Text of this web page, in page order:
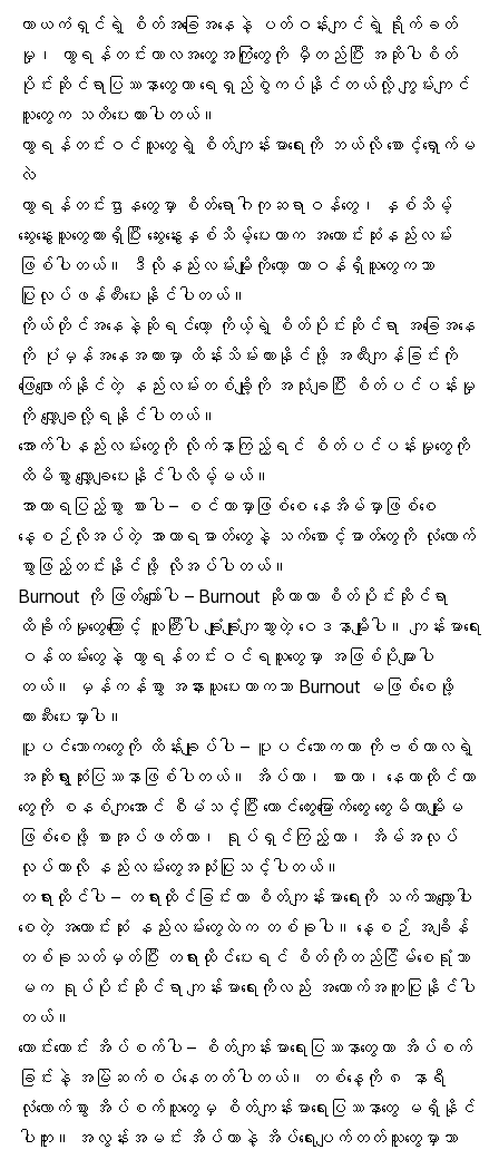
ကာယကံရှင်ရဲ့ စိတ်အခြေအနေနဲ့ ပတ်ဝန်းကျင်ရဲ့ ရိုက်ခတ်
မှု၊ ကွာရန်တင်းကာလအတွေ့အကြုံတွေကို မှီတည်ပြီး အဆိုပါစိတ်
ပိုင်းဆိုင်ရာပြဿနာတွေဟာ ရေရှည်စွဲကပ်နိုင်တယ်လို့ ကျွမ်းကျင်
သူတွေက သတိပေးထားပါတယ်။
ကွာရန်တင်းဝင်သူတွေရဲ့ စိတ်ကျန်းမာရေးကို ဘယ်လို စောင့်ရှောက်မ
လဲ
ကွာရန်တင်းဌာနတွေမှာ စိတ်ရောဂါကုဆရာဝန်တွေ၊ နှစ်သိမ့်
ဆွေးနွေးသူတွေထားရှိပြီး ဆွေးနွေးနှစ်သိမ့်ပေးတာက အကောင်းဆုံးနည်းလမ်း
ဖြစ်ပါတယ်။ ဒီလိုနည်းလမ်းမျိုးကိုတော့ တာဝန်ရှိသူတွေကသာ
ပြုလုပ်ဖန်တီးပေးနိုင်ပါတယ်။
ကိုယ်တိုင်အနေနဲ့ဆိုရင်တော့ ကိုယ့်ရဲ့ စိတ်ပိုင်းဆိုင်ရာ အခြေအနေ
ကို ပုံမှန်အနေအထားမှာ ထိန်းသိမ်းထားနိုင်ဖို့ အထီးကျန်ခြင်းကို
ဖြေဖျောက်နိုင်တဲ့ နည်းလမ်းတစ်ချို့ကို အသုံးချပြီး စိတ်ပင်ပန်းမှု
ကို လျှော့ချလို့ရနိုင်ပါတယ်။
အောက်ပါနည်းလမ်းတွေကို လိုက်နာကြည့်ရင် စိတ်ပင်ပန်းမှုတွေကို
ထိမိစွာ လျှော့ချပေးနိုင်ပါလိမ့်မယ်။
အာဟာရပြည့်စွာ စားပါ – စင်တာမှာဖြစ်စေ နေအိမ်မှာဖြစ်စေ
နေ့စဉ်လိုအပ်တဲ့ အာဟာရဓာတ်တွေနဲ့ သက်စောင့်ဓာတ်တွေကို လုံလောက်
စွာဖြည့်တင်းနိုင်ဖို့ လိုအပ်ပါတယ်။
Burnout ကို ဖြတ်ကျော်ပါ – Burnout ဆိုတာဟာ စိတ်ပိုင်းဆိုင်ရာ
ထိခိုက်မှုတွေကြောင့် လူကြီးပါ ချုံးချုံးကျသွားတဲ့ ဝေဒနာမျိုးပါ။ ကျန်းမာရေး
ဝန်ထမ်းတွေနဲ့ ကွာရန်တင်းဝင်ရသူတွေမှာ အဖြစ်ပိုများပါ
တယ်။ မှန်ကန်စွာ အနားယူပေးတာကသာ Burnout မဖြစ်စေဖို့
တားဆီးပေးမှာပါ။
ပူပင်သောကတွေကို ထိန်းချုပ်ပါ – ပူပင်သောကဟာ ကိုဗစ်ကာလရဲ့
အဆိုးရွားဆုံးပြဿနာဖြစ်ပါတယ်။ အိပ်တာ၊ စားတာ၊ နေတာထိုင်တာ
တွေကို စနစ်ကျအောင် စီမံသင့်ပြီး တောင်တွေးမြောက်တွေး တွေးမိတာမျိုးမ
ဖြစ်စေဖို့ စာအုပ်ဖတ်တာ၊ ရုပ်ရှင်ကြည့်တာ၊ အိမ်အလုပ်
လုပ်တာလို နည်းလမ်းတွေအသုံးပြုသင့်ပါတယ်။
တရားထိုင်ပါ – တရားထိုင်ခြင်းဟာ စိတ်ကျန်းမာရေးကို သက်သာလျော့ပါး
စေတဲ့ အကောင်းဆုံး နည်းလမ်းတွေထဲက တစ်ခုပါ။ နေ့စဉ် အချိန်
တစ်ခုသတ်မှတ်ပြီး တရားထိုင်ပေးရင် စိတ်ကိုတည်ငြိမ်စေရုံသာ
မက ရုပ်ပိုင်းဆိုင်ရာ ကျန်းမာရေးကိုလည်း အထောက်အကူပြုနိုင်ပါ
တယ်။
ကောင်းကောင်း အိပ်စက်ပါ – စိတ်ကျန်းမာရေးပြဿနာတွေဟာ အိပ်စက်
ခြင်းနဲ့ အမြဲဆက်စပ်နေတတ်ပါတယ်။ တစ်နေ့ကို ၈ နာရီ
လုံလောက်စွာ အိပ်စက်သူတွေမှ စိတ်ကျန်းမာရေးပြဿနာတွေ မရှိနိုင်
ပါဘူး။ အလွန်းအမင်း အိပ်တာနဲ့ အိပ်ရေးပျက်တတ်သူတွေမှာသာ